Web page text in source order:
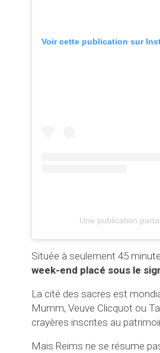
Voir cette publication sur
Une publication
Située à seulement 45
week-end placé sous le
La cité des sacres est
Mumm, Veuve Clicquot ou
crayères inscrites au
Mais Reims ne se résume